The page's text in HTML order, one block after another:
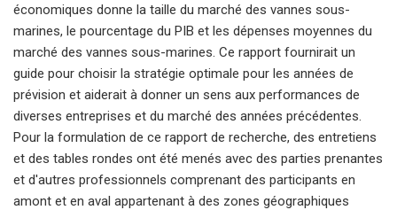
économiques donne la taille du marché des vannes sous-
marines, le pourcentage du PIB et les dépenses moyennes du
marché des vannes sous-marines. Ce rapport fournirait un
guide pour choisir la stratégie optimale pour les années de
prévision et aiderait à donner un sens aux performances de
diverses entreprises et du marché des années précédentes.
Pour la formulation de ce rapport de recherche, des entretiens
et des tables rondes ont été menés avec des parties prenantes
et d'autres professionnels comprenant des participants en
amont et en aval appartenant à des zones géographiques